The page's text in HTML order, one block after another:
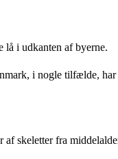
lå i udkanten af byerne.
i nogle tilfælde,
skeletter fra